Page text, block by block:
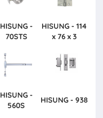
HISUNG -
70STS
HISUNG - 114
x 76 x 3
HISUNG -
560S
HISUNG - 938